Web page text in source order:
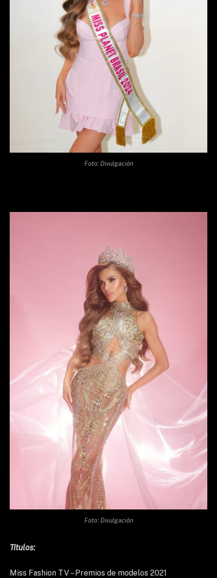
Foto: Divulgación
Foto: Divulgación
Títulos:
Miss Fashion TV – Premios de modelos 2021